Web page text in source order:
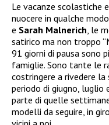
Le vacanze scolastiche
nuocere in qualche
e Sarah Malnerich, le
satirico ma non troppo
91 giorni di pausa sono
famiglie. Sono tante le
costringere a rivedere
periodo di giugno, luglio
parte di quelle
modelli da seguire, in